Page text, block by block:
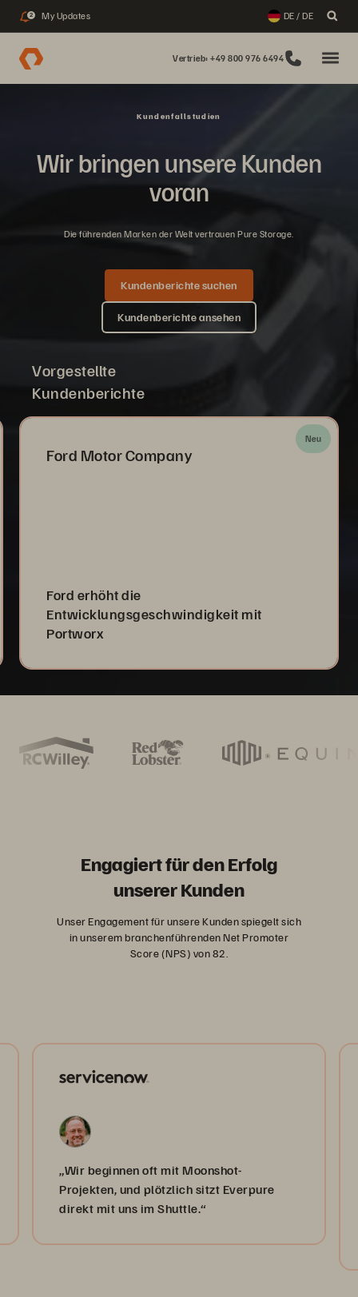
2 My Updates DE / DE
Vertrieb: +49 800 976 6494
Kundenfallstudien
Wir bringen unsere Kunden
voran
Die führenden Marken der Welt vertrauen Pure Storage.
Kundenberichte suchen
Kundenberichte ansehen
Vorgestellte
Kundenberichte
Neu
Ford Motor Company
Ford erhöht die
Entwicklungsgeschwindigkeit mit
Portworx
Engagiert für den Erfolg
unserer Kunden
Unser Engagement für unsere Kunden spiegelt sich
in unserem branchenführenden Net Promoter
Score (NPS) von 82.
„Wir beginnen oft mit Moonshot-
Projekten, und plötzlich sitzt Everpure
direkt mit uns im Shuttle.“